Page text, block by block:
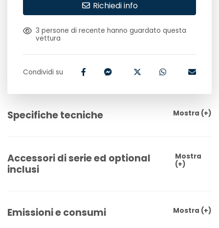
Richiedi info
3 persone di recente hanno guardato questa
vettura
Condividi su
Specifiche tecniche Mostra (+)
Accessori di serie ed optional
inclusi
Mostra
(+)
Emissioni e consumi Mostra (+)